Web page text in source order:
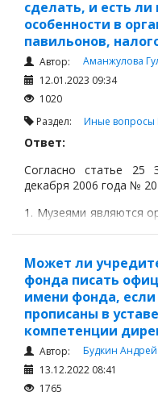
сделать, и есть
особенности в
павильонов,
Автор:
Аманжулова
12.01.2023 09:34
1020
Раздел: Иные вопросы
Ответ:
Согласно статье
декабря 2006 года №
1. Музеями являются
музейных
культурные,
популяризацию
Республики Казахстан.
Может ли
фонда писать
имени фонда, если
прописаны в
компетенции
Автор:
Будкин Андрей
13.12.2022 08:41
1765